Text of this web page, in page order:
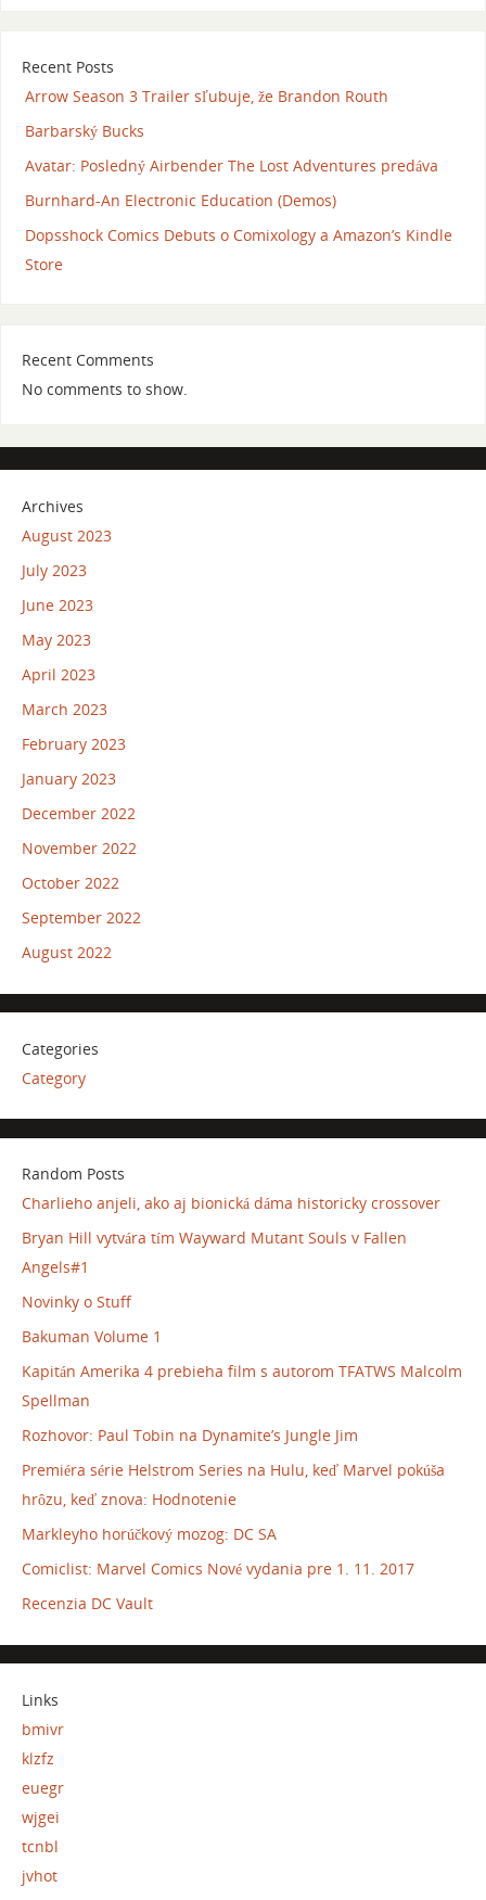
Recent Posts
Arrow Season 3 Trailer sľubuje, že Brandon Routh
Barbarský Bucks
Avatar: Posledný Airbender The Lost Adventures predáva
Burnhard-An Electronic Education (Demos)
Dopsshock Comics Debuts o Comixology a Amazon’s Kindle
Store
Recent Comments
No comments to show.
Archives
August 2023
July 2023
June 2023
May 2023
April 2023
March 2023
February 2023
January 2023
December 2022
November 2022
October 2022
September 2022
August 2022
Categories
Category
Random Posts
Charlieho anjeli, ako aj bionická dáma historicky crossover
Bryan Hill vytvára tím Wayward Mutant Souls v Fallen
Angels#1
Novinky o Stuff
Bakuman Volume 1
Kapitán Amerika 4 prebieha film s autorom TFATWS Malcolm
Spellman
Rozhovor: Paul Tobin na Dynamite’s Jungle Jim
Premiéra série Helstrom Series na Hulu, keď Marvel pokúša
hrôzu, keď znova: Hodnotenie
Markleyho horúčkový mozog: DC SA
Comiclist: Marvel Comics Nové vydania pre 1. 11. 2017
Recenzia DC Vault
Links
bmivr
klzfz
euegr
wjgei
tcnbl
jvhot